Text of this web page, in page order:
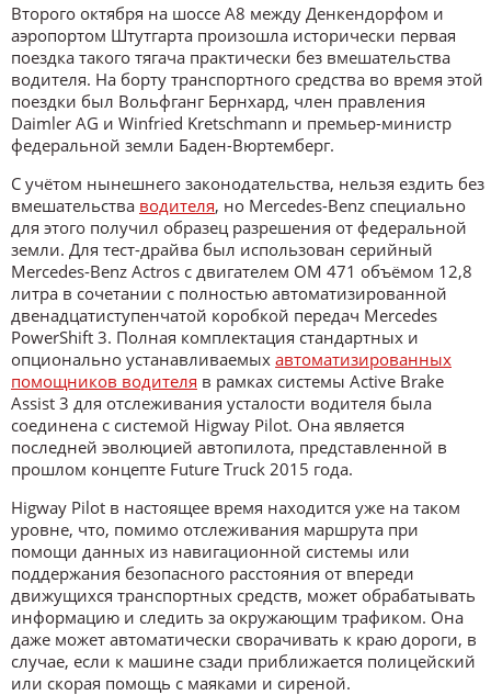
Второго октября на шоссе A8 между Денкендорфом и
аэропортом Штутгарта произошла исторически первая
поездка такого тягача практически без вмешательства
водителя. На борту транспортного средства во время этой
поездки был Вольфганг Бернхард, член правления
Daimler AG и Winfried Kretschmann и премьер-министр
федеральной земли Баден-Вюртемберг.
С учётом нынешнего законодательства, нельзя ездить без
вмешательства водителя, но Mercedes-Benz специально
для этого получил образец разрешения от федеральной
земли. Для тест-драйва был использован серийный
Mercedes-Benz Actros с двигателем OM 471 объёмом 12,8
литра в сочетании с полностью автоматизированной
двенадцатиступенчатой коробкой передач Mercedes
PowerShift 3. Полная комплектация стандартных и
опционально устанавливаемых автоматизированных
помощников водителя в рамках системы Active Brake
Assist 3 для отслеживания усталости водителя была
соединена с системой Higway Pilot. Она является
последней эволюцией автопилота, представленной в
прошлом концепте Future Truck 2015 года.
Higway Pilot в настоящее время находится уже на таком
уровне, что, помимо отслеживания маршрута при
помощи данных из навигационной системы или
поддержания безопасного расстояния от впереди
движущихся транспортных средств, может обрабатывать
информацию и следить за окружающим трафиком. Она
даже может автоматически сворачивать к краю дороги, в
случае, если к машине сзади приближается полицейский
или скорая помощь с маяками и сиреной.